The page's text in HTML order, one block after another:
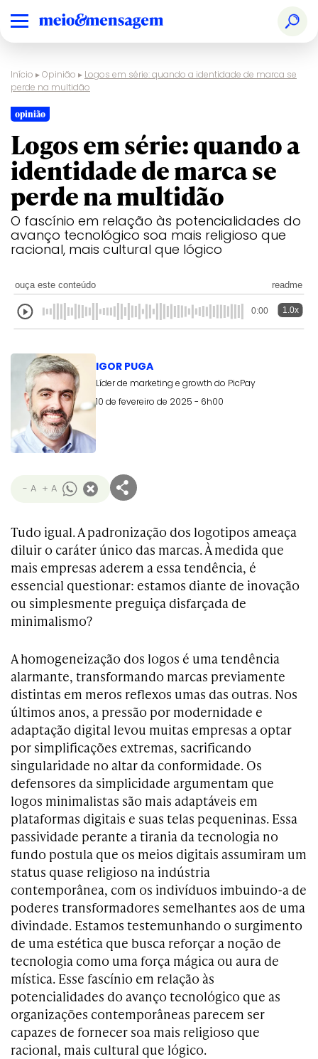
Início ▸Opinião ▸ Logos em série: quando a identidade de marca se
perde na multidão
opinião
Logos em série: quando a
identidade de marca se
perde na multidão
O fascínio em relação às potencialidades do
avanço tecnológico soa mais religioso que
racional, mais cultural que lógico
ouça este conteúdo readme
0:00 1.0x
IGOR PUGA
Líder de marketing e growth do PicPay
10 de fevereiro de 2025 - 6h00
- A + A
Tudo igual. A padronização dos logotipos ameaça
diluir o caráter único das marcas. À medida que
mais empresas aderem a essa tendência, é
essencial questionar: estamos diante de inovação
ou simplesmente preguiça disfarçada de
minimalismo?
A homogeneização dos logos é uma tendência
alarmante, transformando marcas previamente
distintas em meros reflexos umas das outras. Nos
últimos anos, a pressão por modernidade e
adaptação digital levou muitas empresas a optar
por simplificações extremas, sacrificando
singularidade no altar da conformidade. Os
defensores da simplicidade argumentam que
logos minimalistas são mais adaptáveis em
plataformas digitais e suas telas pequeninas. Essa
passividade perante a tirania da tecnologia no
fundo postula que os meios digitais assumiram um
status quase religioso na indústria
contemporânea, com os indivíduos imbuindo-a de
poderes transformadores semelhantes aos de uma
divindade. Estamos testemunhando o surgimento
de uma estética que busca reforçar a noção de
tecnologia como uma força mágica ou aura de
mística. Esse fascínio em relação às
potencialidades do avanço tecnológico que as
organizações contemporâneas parecem ser
capazes de fornecer soa mais religioso que
racional, mais cultural que lógico.